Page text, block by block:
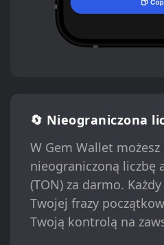
🔄 Nieograniczona
W Gem Wallet
nieograniczoną liczbę
(TON) za darmo.
Twojej frazy
Twoją kontrolą na